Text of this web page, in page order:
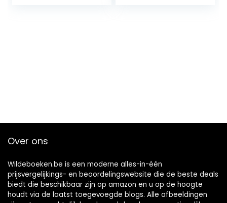
Over ons
Wildeboeken.be is een moderne alles-in-één
prijsvergelijkings- en beoordelingswebsite die de beste deals
biedt die beschikbaar zijn op amazon en u op de hoogte
houdt via de laatst toegevoegde blogs. Alle afbeeldingen